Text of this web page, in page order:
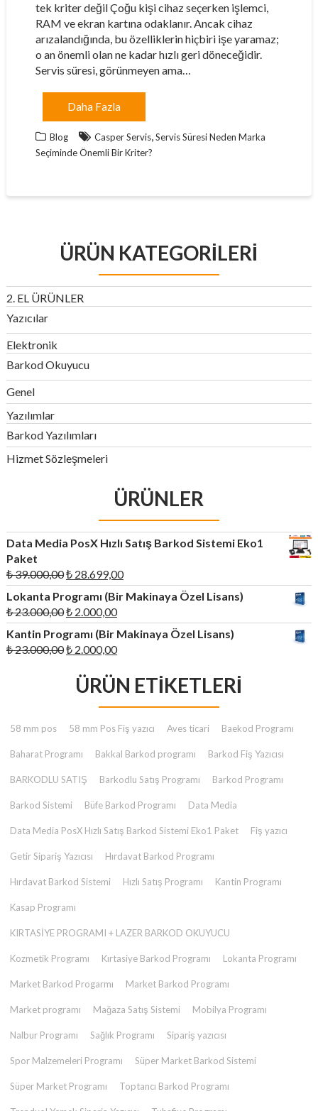
tek kriter değil Çoğu kişi cihaz seçerken işlemci,
RAM ve ekran kartına odaklanır. Ancak cihaz
arızalandığında, bu özelliklerin hiçbiri işe yaramaz;
o an önemli olan ne kadar hızlı geri döneceğidir.
Servis süresi, görünmeyen ama…
Daha Fazla
Blog Casper Servis,Servis Süresi Neden Marka
Seçiminde Önemli Bir Kriter?
ÜRÜN KATEGORILERI
2. EL ÜRÜNLER
Yazıcılar
Elektronik
Barkod Okuyucu
Genel
Yazılımlar
Barkod Yazılımları
Hizmet Sözleşmeleri
ÜRÜNLER
Data Media PosX Hızlı Satış Barkod Sistemi Eko1
Paket
₺39.000,00Orijinal
fiyat:
₺ 39.000,00.
₺28.699,00Şu
andaki
fiyat:
₺ 28.699,00.
Lokanta Programı (Bir Makinaya Özel Lisans)
₺23.000,00Orijinal
fiyat:
₺ 23.000,00.
₺2.000,00Şu
andaki
fiyat:
₺ 2.000,00.
Kantin Programı (Bir Makinaya Özel Lisans)
₺23.000,00Orijinal
₺ 23.000,00.
₺2.000,00Şu
fiyat:
₺ 2.000,00.
ÜRÜN ETIKETLERI
58 mm pos 58 mm Pos Fiş yazıcı Aves ticari Baekod Programı
Baharat Programı Bakkal Barkod programı Barkod Fiş Yazıcısı
BARKODLU SATIŞ Barkodlu Satış Programı Barkod Programı
Barkod Sistemi Büfe Barkod Programı Data Media
Data Media PosX Hızlı Satış Barkod Sistemi Eko1 Paket Fiş yazıcı
Getir Sipariş Yazıcısı Hırdavat Barkod Programı
Hırdavat Barkod Sistemi Hızlı Satış Programı Kantin Programı
Kasap Programı
KIRTASİYE PROGRAMI + LAZER BARKOD OKUYUCU
Kozmetik Programı Kırtasiye Barkod Programı Lokanta Programı
Market Barkod Progarmı Market Barkod Programı
Market programı Mağaza Satış Sistemi Mobilya Programı
Nalbur Programı Sağlık Programı Sipariş yazıcısı
Spor Malzemeleri Programı Süper Market Barkod Sistemi
Süper Market Programı Toptancı Barkod Programı